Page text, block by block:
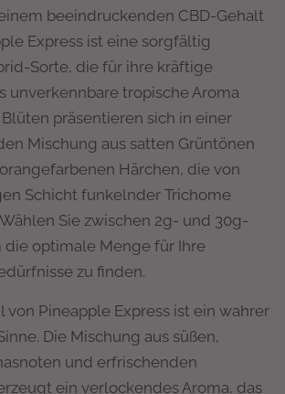
beeindruckenden CBD-Gehalt
Express ist eine sorgfältig
Sorte, die für ihre kräftige
unverkennbare tropische Aroma
präsentieren sich in einer
Mischung aus satten Grüntönen
Härchen, die von
Schicht funkelnder Trichome
Sie zwischen 2g- und 30g-
die optimale Menge für Ihre
zu finden.
von Pineapple Express ist ein wahrer
Die Mischung aus süßen,
und erfrischenden
ein verlockendes Aroma, das